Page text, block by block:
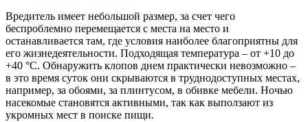
Вредитель имеет небольшой размер, за счет чего
беспроблемно перемещается с места на место и
останавливается там, где условия наиболее благоприятны для
его жизнедеятельности. Подходящая температура – от +10 до
+40 °С. Обнаружить клопов днем практически невозможно –
в это время суток они скрываются в труднодоступных местах,
например, за обоями, за плинтусом, в обивке мебели. Ночью
насекомые становятся активными, так как выползают из
укромных мест в поиске пищи.